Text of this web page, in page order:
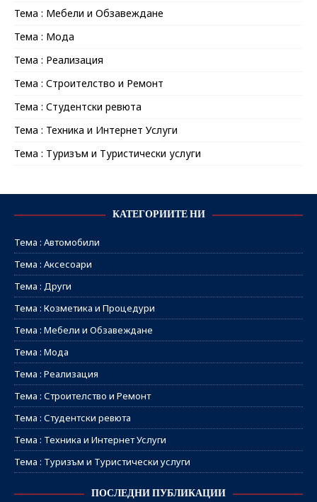
Тема : Мебели и Обзавеждане
Тема : Мода
Тема : Реализация
Тема : Строителство и Ремонт
Тема : Студентски ревюта
Тема : Техника и Интернет Услуги
Тема : Туризъм и Туристически услуги
КАТЕГОРИИТЕ НИ
Тема : Автомобили
Тема : Аксесоари
Тема : Други
Тема : Козметика и Процедури
Тема : Мебели и Обзавеждане
Тема : Мода
Тема : Реализация
Тема : Строителство и Ремонт
Тема : Студентски ревюта
Тема : Техника и Интернет Услуги
Тема : Туризъм и Туристически услуги
ПОСЛЕДНИ ПУБЛИКАЦИИ